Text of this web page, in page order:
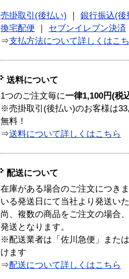
売掛取引(後払い)
銀行振込(後
換宅配便
セブンイレブン決済
⇒支払方法について詳しくはこ
送料について
1つのご注文毎に一律1,100円(税
※売掛取引(後払い)のお客様は
無料！
⇒送料について詳しくはこちら
配送について
在庫がある場合のご注文につき
いる発送日にて当社より発送い
尚、複数の商品をご注文の場合
発送となります。
※配送業者は「佐川急便」また
けます
⇒配送について詳しくはこちら